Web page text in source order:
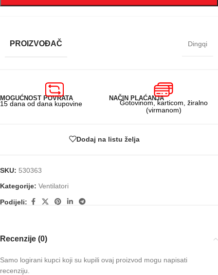
PROIZVOĐAČ Dingqi
MOGUĆNOST POVRATA
15 dana od dana kupovine
NAČIN PLAĆANJA
Gotovinom, karticom, žiralno
(virmanom)
Dodaj na listu želja
SKU: 530363
Kategorije: Ventilatori
Podijeli:
Recenzije (0)
Samo logirani kupci koji su kupili ovaj proizvod mogu napisati
recenziju.